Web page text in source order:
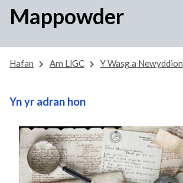
Mappowder
Hafan Am LlGC Y Wasg a Newyddion
Yn yr adran hon